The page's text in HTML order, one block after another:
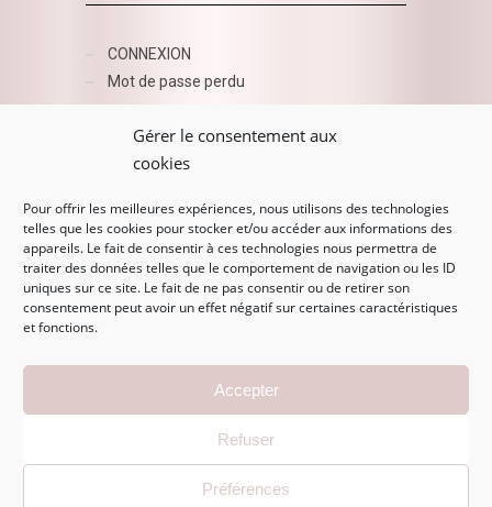
Gérer le consentement aux
cookies
Pour offrir les meilleures expériences, nous utilisons des technologies
telles que les cookies pour stocker et/ou accéder aux informations des
appareils. Le fait de consentir à ces technologies nous permettra de
traiter des données telles que le comportement de navigation ou les ID
uniques sur ce site. Le fait de ne pas consentir ou de retirer son
consentement peut avoir un effet négatif sur certaines caractéristiques
et fonctions.
Accepter
Refuser
Préférences
CONNEXION
Mot de passe perdu
AZUR BEAUTY ESHOP